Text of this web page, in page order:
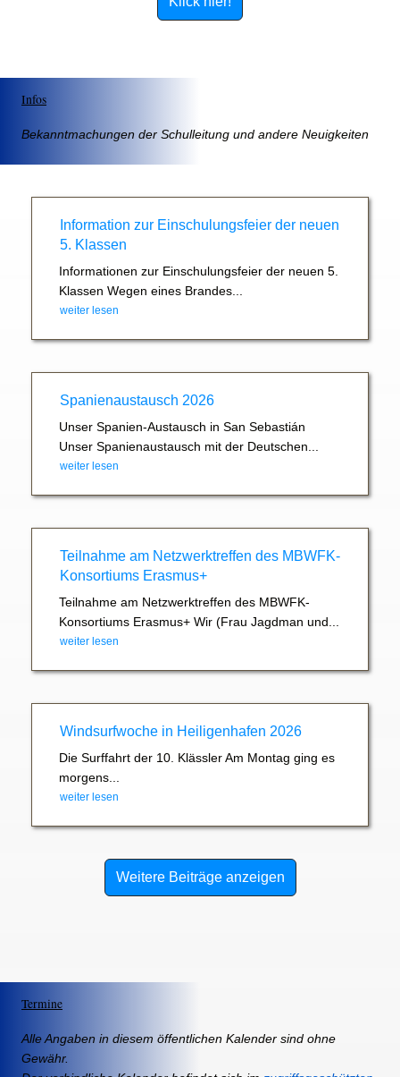
Infos
Bekanntmachungen der Schulleitung und andere Neuigkeiten
Information zur Einschulungsfeier der neuen
5. Klassen
Informationen zur Einschulungsfeier der neuen 5.
Klassen Wegen eines Brandes...
weiter lesen
Spanienaustausch 2026
Unser Spanien-Austausch in San Sebastián
Unser Spanienaustausch mit der Deutschen...
weiter lesen
Teilnahme am Netzwerktreffen des MBWFK-
Konsortiums Erasmus+
Teilnahme am Netzwerktreffen des MBWFK-
Konsortiums Erasmus+ Wir (Frau Jagdman und...
weiter lesen
Windsurfwoche in Heiligenhafen 2026
Die Surffahrt der 10. Klässler Am Montag ging es
morgens...
weiter lesen
Weitere Beiträge anzeigen
Termine
Alle Angaben in diesem öffentlichen Kalender sind ohne
Gewähr.